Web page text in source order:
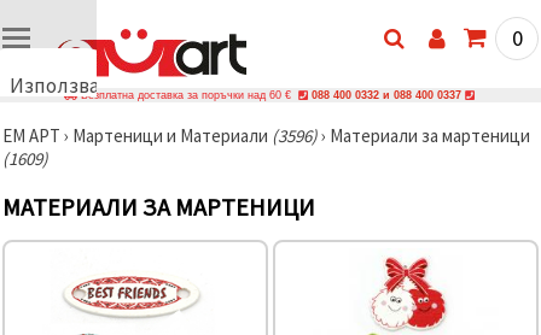
Използваме
🍪
Използваме
и подобни
технологии,
за да
правилната
работа на
0
Безплатна доставка за поръчки над 60 € 088 400 0332 и 088 400 0337
ЕМ АРТ › Мартеници и Материали (3596)› Материали за мартеници
(1609)
МАТЕРИАЛИ ЗА МАРТЕНИЦИ